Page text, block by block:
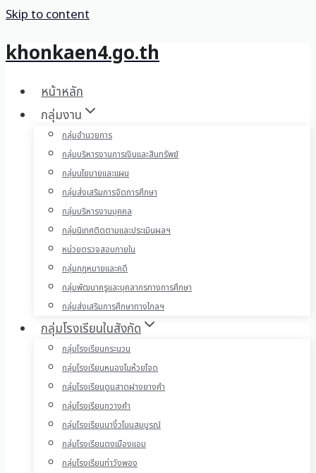
Skip to content
khonkaen4.go.th
หน้าหลัก
กลุ่มงาน
กลุ่มอำนวยการ
กลุ่มบริหารงานการเงินและสินทรัพย์
กลุ่มนโยบายและแผน
กลุ่มส่งเสริมการจัดการศึกษา
กลุ่มบริหารงานบุคคล
กลุ่มนิเทศติดตามและประเมินผลฯ
หน่วยตรวจสอบภายใน
กลุ่มกฎหมายและคดี
กลุ่มพัฒนาครูและบุคลากรทางการศึกษา
กลุ่มส่งเสริมการศึกษาทางไกลฯ
กลุ่มโรงเรียนในสังกัด
กลุ่มโรงเรียนกระนวน
กลุ่มโรงเรียนหนองโนห้วยโจด
กลุ่มโรงเรียนดูนสาดฝางยางคำ
กลุ่มโรงเรียนกวางคำ
กลุ่มโรงเรียนนางิ้วโนนสมบูรณ์
กลุ่มโรงเรียนดงเมืองแอม
กลุ่มโรงเรียนท่าวังพอง